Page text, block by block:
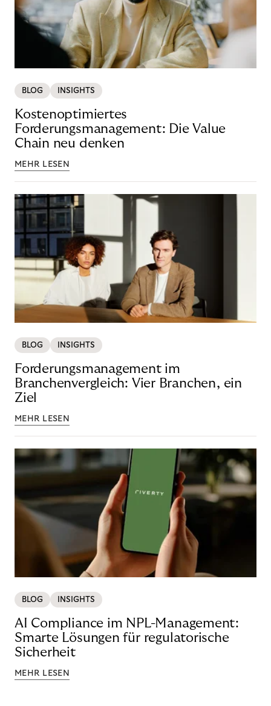
BLOG INSIGHTS
Kostenoptimiertes
Forderungsmanagement: Die Value
Chain neu denken
MEHR LESEN
BLOG INSIGHTS
Forderungsmanagement im
Branchenvergleich: Vier Branchen, ein
Ziel
MEHR LESEN
BLOG INSIGHTS
AI Compliance im NPL-Management:
Smarte Lösungen für regulatorische
Sicherheit
MEHR LESEN